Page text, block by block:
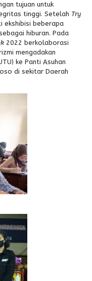
tujuan untuk
tinggi. Setelah Try
ekshibisi beberapa
hiburan. Pada
2022 berkolaborasi
mengadakan
ke Panti Asuhan
di sekitar Daerah